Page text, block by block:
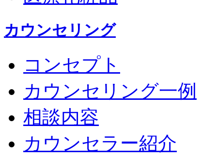
カウンセリング
コンセプト
カウンセリング一例
相談内容
カウンセラー紹介